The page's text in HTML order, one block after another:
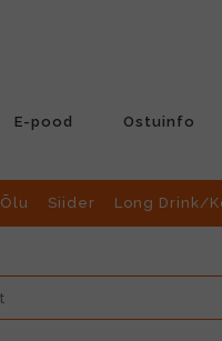
E-pood Ostuinfo
Õlu Siider Long Drink/